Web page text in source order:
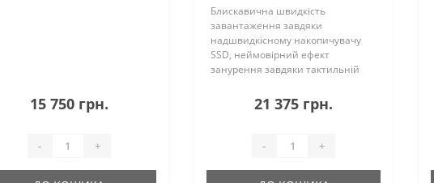
15 750 грн.
- +
Блискавична швидкість
завантаження завдяки
надшвидкісному накопичувачу
SSD, неймовірний ефект
занурення завдяки тактильній
спуску і 3D-звуку, а також
приголомшливі ігри нового
21 375 грн.
- +